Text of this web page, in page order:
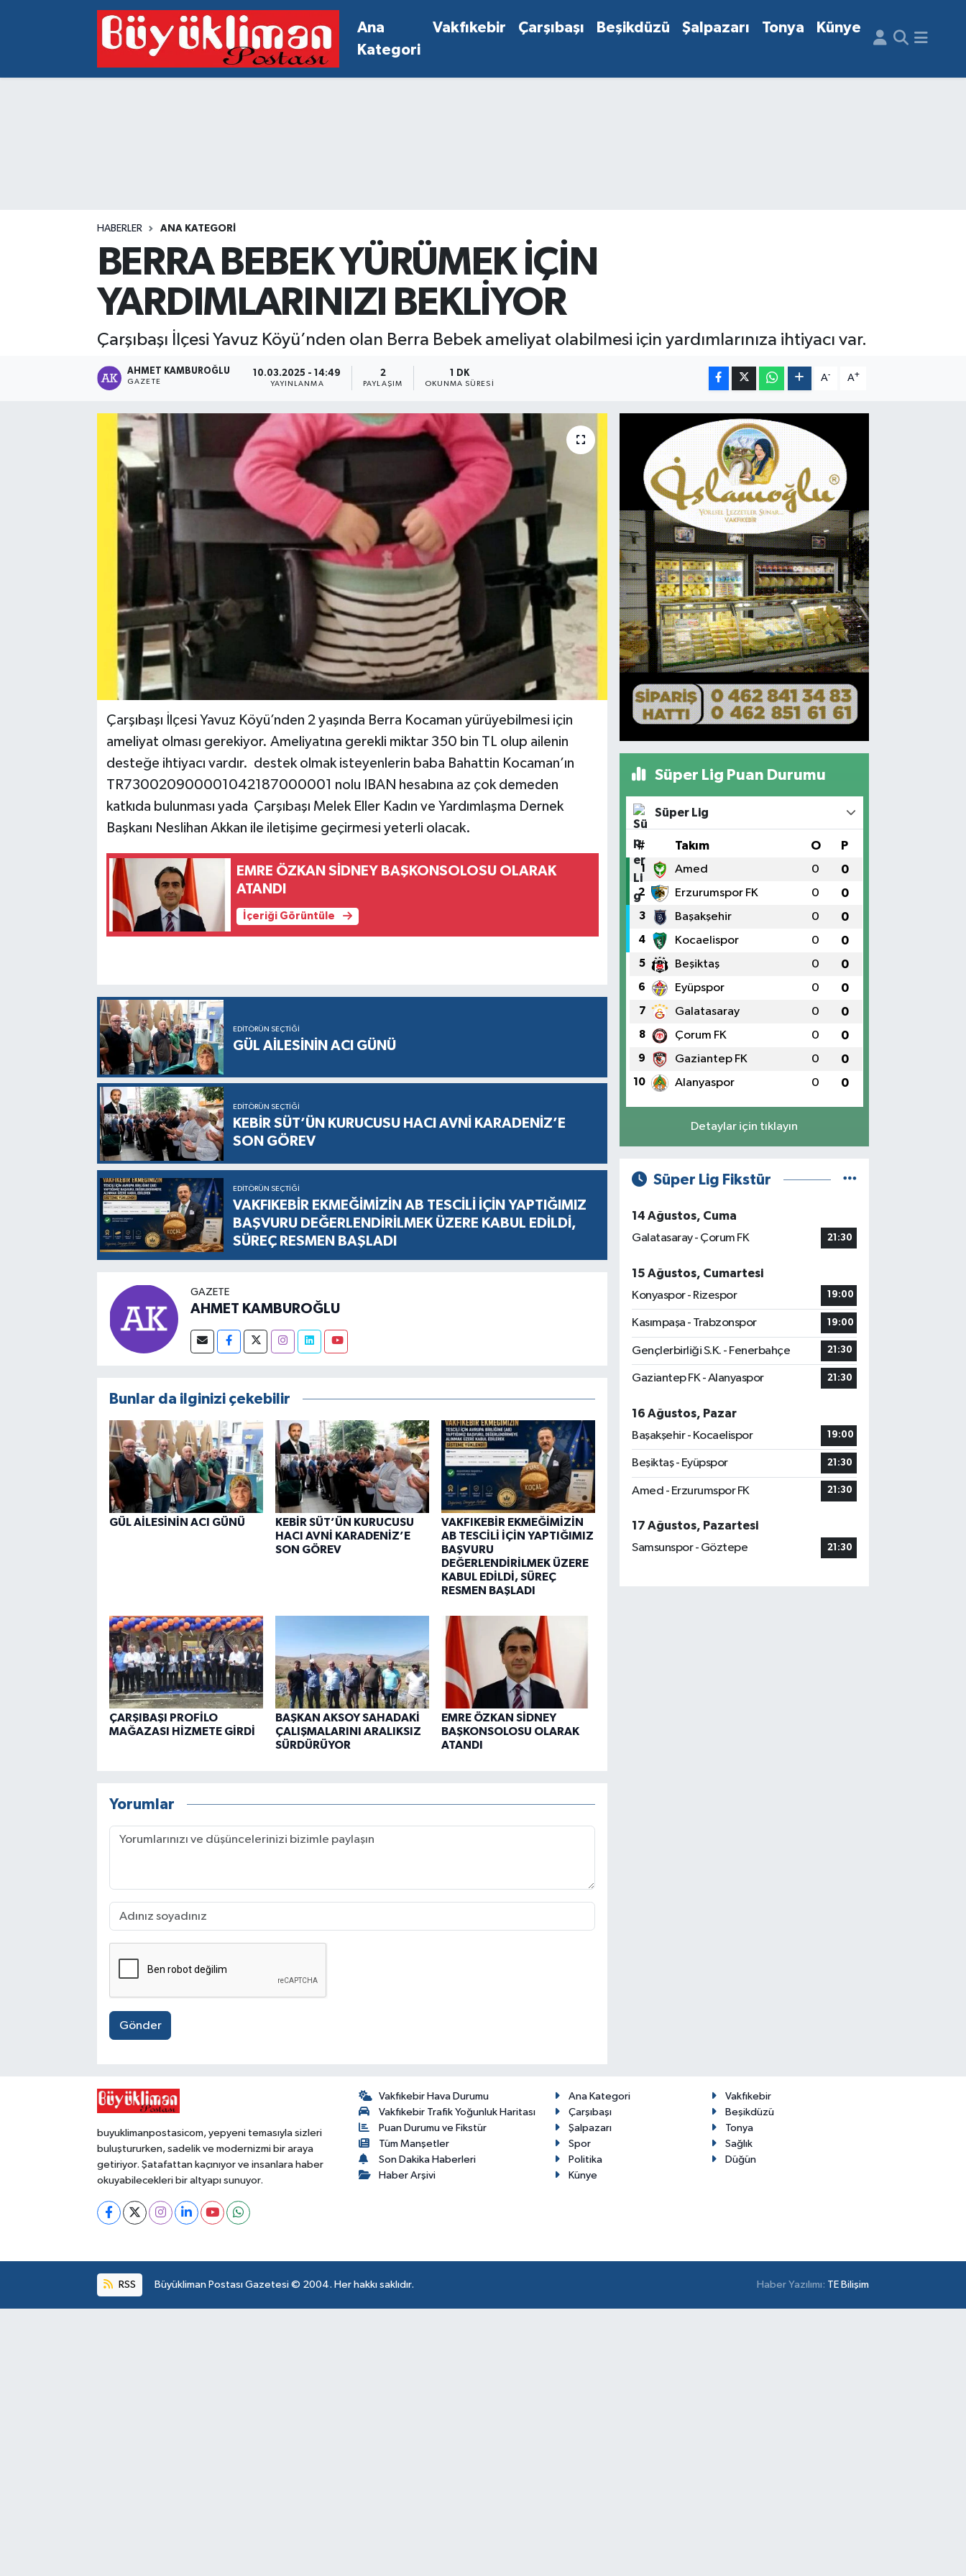
Ana
Kategori
Vakfıkebir Çarşıbaşı Beşikdüzü Şalpazarı Tonya Künye
HABERLER ANA KATEGORI
BERRA BEBEK YÜRÜMEK İÇİN
YARDIMLARINIZI BEKLİYOR
Çarşıbaşı İlçesi Yavuz Köyü’nden olan Berra Bebek ameliyat olabilmesi için yardımlarınıza ihtiyacı var.
AHMET KAMBUROĞLU
GAZETE
10.03.2025 - 14:49
YAYINLANMA
2
PAYLAŞIM
1 DK
OKUNMA SÜRESI
A- A+
Çarşıbaşı İlçesi Yavuz Köyü’nden 2 yaşında Berra Kocaman yürüyebilmesi için
ameliyat olması gerekiyor. Ameliyatına gerekli miktar 350 bin TL olup ailenin
desteğe ihtiyacı vardır. destek olmak isteyenlerin baba Bahattin Kocaman’ın
TR730020900001042187000001 nolu IBAN hesabına az çok demeden
katkıda bulunması yada Çarşıbaşı Melek Eller Kadın ve Yardımlaşma Dernek
Başkanı Neslihan Akkan ile iletişime geçirmesi yeterli olacak.
EMRE ÖZKAN SİDNEY BAŞKONSOLOSU OLARAK
ATANDI
İçeriği Görüntüle
EDITÖRÜN SEÇTIĞI
GÜL AİLESİNİN ACI GÜNÜ
EDITÖRÜN SEÇTIĞI
KEBİR SÜT’ÜN KURUCUSU HACI AVNİ KARADENİZ’E
SON GÖREV
EDITÖRÜN SEÇTIĞI
VAKFIKEBİR EKMEĞİMİZİN AB TESCİLİ İÇİN YAPTIĞIMIZ
BAŞVURU DEĞERLENDİRİLMEK ÜZERE KABUL EDİLDİ,
SÜREÇ RESMEN BAŞLADI
GAZETE
AHMET KAMBUROĞLU
Bunlar da ilginizi çekebilir
GÜL AİLESİNİN ACI GÜNÜ
KEBİR SÜT’ÜN KURUCUSU
HACI AVNİ KARADENİZ’E
SON GÖREV
VAKFIKEBİR EKMEĞİMİZİN
AB TESCİLİ İÇİN YAPTIĞIMIZ
BAŞVURU
DEĞERLENDİRİLMEK ÜZERE
KABUL EDİLDİ, SÜREÇ
RESMEN BAŞLADI
ÇARŞIBAŞI PROFİLO
MAĞAZASI HİZMETE GİRDİ
BAŞKAN AKSOY SAHADAKİ
ÇALIŞMALARINI ARALIKSIZ
SÜRDÜRÜYOR
EMRE ÖZKAN SİDNEY
BAŞKONSOLOSU OLARAK
ATANDI
Yorumlar
Gönder
Süper Lig Puan Durumu
Süper Lig
# Takım O P
1 Amed 0 0
2 Erzurumspor FK 0 0
3 Başakşehir 0 0
4 Kocaelispor 0 0
5 Beşiktaş 0 0
6 Eyüpspor 0 0
7 Galatasaray 0 0
8 Çorum FK 0 0
9 Gaziantep FK 0 0
10 Alanyaspor 0 0
Detaylar için tıklayın
Süper Lig Fikstür
14 Ağustos, Cuma
Galatasaray - Çorum FK
21:30
15 Ağustos, Cumartesi
Konyaspor - Rizespor
19:00
Kasımpaşa - Trabzonspor 19:00
Gençlerbirliği S.K. - Fenerbahçe 21:30
Gaziantep FK - Alanyaspor 21:30
16 Ağustos, Pazar
Başakşehir - Kocaelispor
19:00
Beşiktaş - Eyüpspor 21:30
Amed - Erzurumspor FK 21:30
17 Ağustos, Pazartesi
Samsunspor - Göztepe
21:30
buyuklimanpostasicom, yepyeni temasıyla sizleri
buluştururken, sadelik ve modernizmi bir araya
getiriyor. Şatafattan kaçınıyor ve insanlara haber
okuyabilecekleri bir altyapı sunuyor.
Vakfıkebir Hava Durumu
Vakfıkebir Trafik Yoğunluk Haritası
Puan Durumu ve Fikstür
Tüm Manşetler
Son Dakika Haberleri
Haber Arşivi
Ana Kategori
Vakfıkebir
Çarşıbaşı
Beşikdüzü
Şalpazarı
Tonya
Spor
Sağlık
Politika
Düğün
Künye
RSS Büyükliman Postası Gazetesi © 2004. Her hakkı saklıdır. Haber Yazılımı: TE Bilişim
Vakfıkebir Hava Durumu